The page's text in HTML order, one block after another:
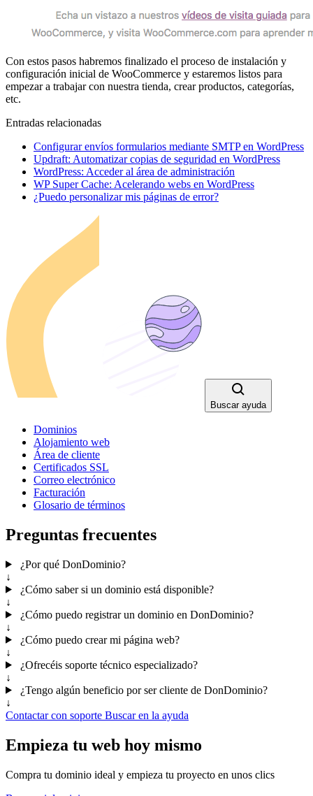
Con estos pasos habremos finalizado el proceso de instalación y
configuración inicial de WooCommerce y estaremos listos para
empezar a trabajar con nuestra tienda, crear productos, categorías,
etc.
Entradas relacionadas
Configurar envíos formularios mediante SMTP en WordPress
Updraft: Automatizar copias de seguridad en WordPress
WordPress: Acceder al área de administración
WP Super Cache: Acelerando webs en WordPress
¿Puedo personalizar mis páginas de error?
Buscar ayuda
Dominios
Alojamiento web
Área de cliente
Certificados SSL
Correo electrónico
Facturación
Glosario de términos
Preguntas frecuentes
¿Por qué DonDominio?
↓
¿Cómo saber si un dominio está disponible?
↓
¿Cómo puedo registrar un dominio en DonDominio?
↓
¿Cómo puedo crear mi página web?
↓
¿Ofrecéis soporte técnico especializado?
↓
¿Tengo algún beneficio por ser cliente de DonDominio?
↓
Contactar con soporte Buscar en la ayuda
Empieza tu web hoy mismo
Compra tu dominio ideal y empieza tu proyecto en unos clics